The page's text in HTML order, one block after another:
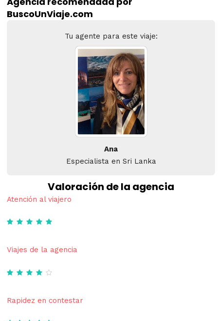
BuscoUnViaje.com
Tu agente para este viaje:
Ana
Especialista en Sri Lanka
Valoración de la agencia
Atención al viajero
Viajes de la agencia
Rapidez en contestar